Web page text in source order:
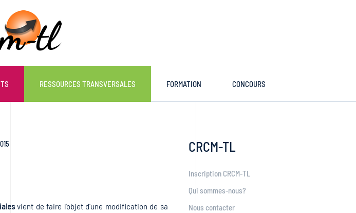
RESSOURCES TRANSVERSALES FORMATION CONCOURS
vient de faire l’objet d'une modification de sa
CRCM-TL
Inscription CRCM-TL
Qui sommes-nous?
Nous contacter